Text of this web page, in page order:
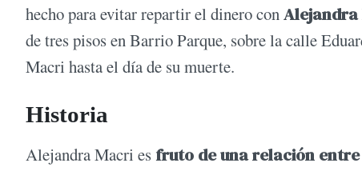
hecho para evitar repartir el dinero con
de tres pisos en Barrio Parque, sobre la calle
Macri hasta el día de su muerte.
Historia
Alejandra Macri es fruto de una relación